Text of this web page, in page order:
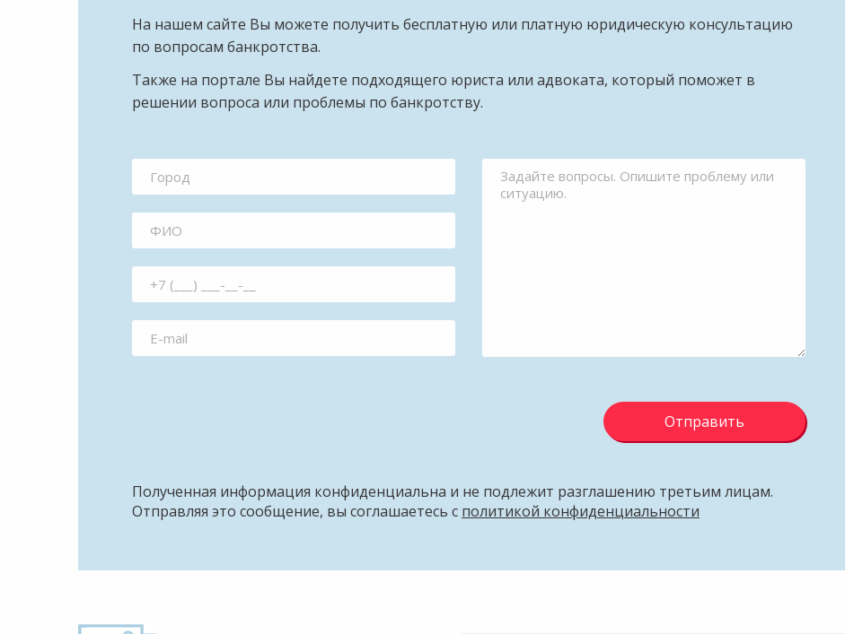
На нашем сайте Вы можете получить бесплатную или платную юридическую консультацию
по вопросам банкротства.
Также на портале Вы найдете подходящего юриста или адвоката, который поможет в
решении вопроса или проблемы по банкротству.
Отправить
Полученная информация конфиденциальна и не подлежит разглашению третьим лицам.
Отправляя это сообщение, вы соглашаетесь с политикой конфиденциальности